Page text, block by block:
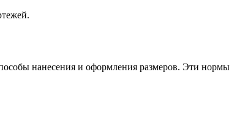
нанесения и оформления размеров. Эти нормы